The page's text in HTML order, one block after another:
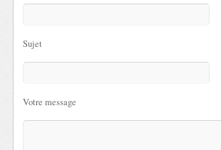
Sujet
Votre message